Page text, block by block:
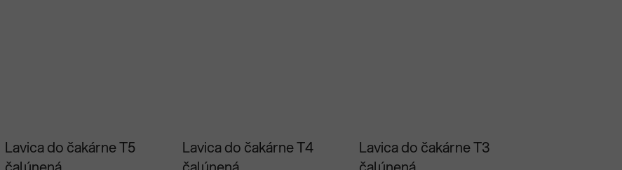
Lavica do čakárne T5
Lavica do čakárne T4
Lavica do čakárne T3